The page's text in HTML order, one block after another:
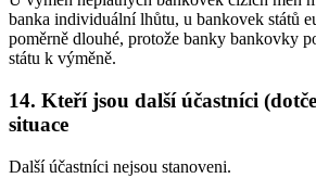
banka individuální lhůtu, u bankovek států
poměrně dlouhé, protože banky bankovky
státu k výměně.
14. Kteří jsou další účastníci
situace
Další účastníci nejsou stanoveni.